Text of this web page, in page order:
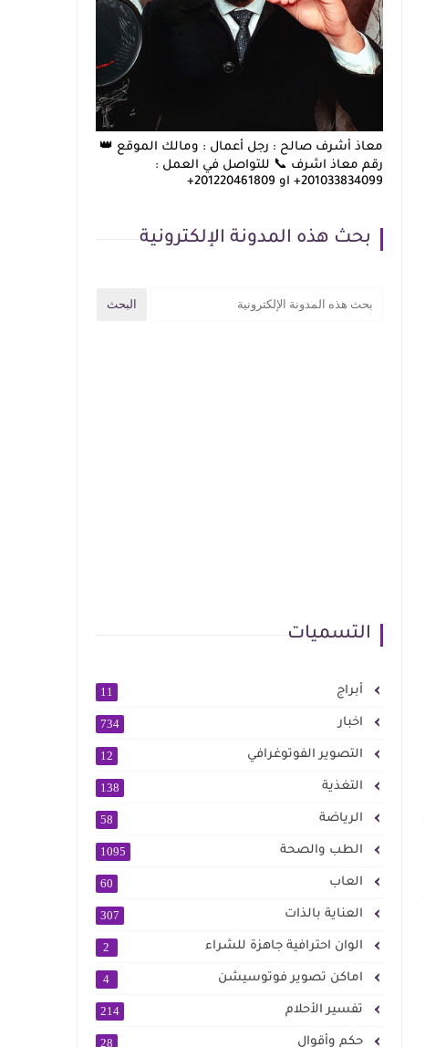
معاذ أشرف صالح : رجل أعمال : ومالك الموقع 👑
رقم معاذ اشرف 📞 للتواصل في العمل :
201033834099+ او 201220461809+
بحث هذه المدونة الإلكترونية
التسميات
أبراج 11
اخبار 734
التصوير الفوتوغرافي 12
التغذية 138
الرياضة 58
الطب والصحة 1095
العاب 60
العناية بالذات 307
الوان احترافية جاهزة للشراء 2
اماكن تصوير فوتوسيشن 4
تفسير الأحلام 214
حكم وأقوال 28